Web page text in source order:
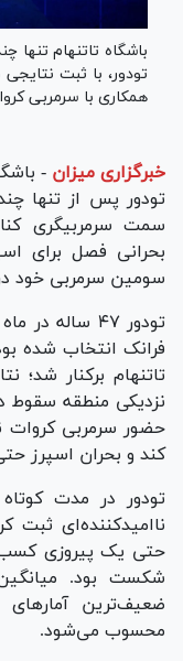
باشگاه تاتنهام
تودور، با ثبت
همکاری با سرمربی
خبرگزاری میزان -
تودور پس از تنها
سمت سرمربیگری
بحرانی فصل برای
سومین سرمربی خود
تودور ۴۷
فرانک انتخاب شده
تاتنهام برکنار
نزدیکی منطقه سقوط
حضور سرمربی کروات
کند و بحران اسپرز
تودور در مدت
ناامیدکننده‌ای ثبت
حتی یک پیروزی
ضعیف‌ترین
محسوب می‌شود.